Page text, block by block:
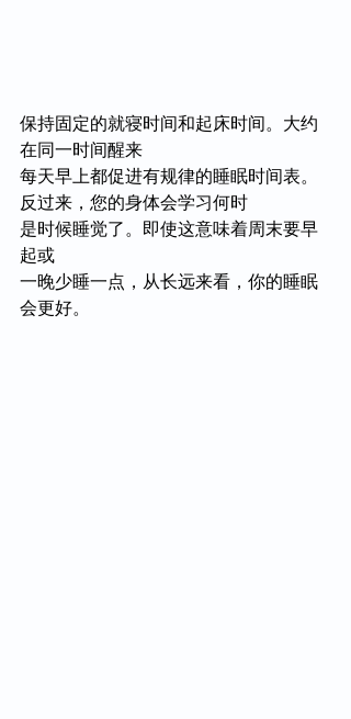
保持固定的就寝时间和起床时间。大约
在同一时间醒来
每天早上都促进有规律的睡眠时间表。
反过来，您的身体会学习何时
是时候睡觉了。即使这意味着周末要早
起或
一晚少睡一点，从长远来看，你的睡眠
会更好。